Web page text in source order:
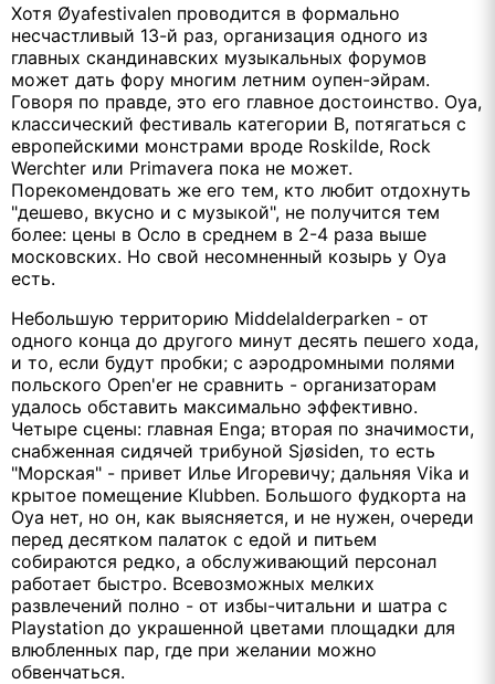
Хотя Øyafestivalen проводится в формально
несчастливый 13-й раз, организация одного из
главных скандинавских музыкальных форумов
может дать фору многим летним оупен-эйрам.
Говоря по правде, это его главное достоинство. Oya,
классический фестиваль категории B, потягаться с
европейскими монстрами вроде Roskilde, Rock
Werchter или Primavera пока не может.
Порекомендовать же его тем, кто любит отдохнуть
"дешево, вкусно и с музыкой", не получится тем
более: цены в Осло в среднем в 2-4 раза выше
московских. Но свой несомненный козырь у Oya
есть.
Небольшую территорию Middelalderparken - от
одного конца до другого минут десять пешего хода,
и то, если будут пробки; с аэродромными полями
польского Open'er не сравнить - организаторам
удалось обставить максимально эффективно.
Четыре сцены: главная Enga; вторая по значимости,
снабженная сидячей трибуной Sjøsiden, то есть
"Морская" - привет Илье Игоревичу; дальняя Vika и
крытое помещение Klubben. Большого фудкорта на
Oya нет, но он, как выясняется, и не нужен, очереди
перед десятком палаток с едой и питьем
собираются редко, а обслуживающий персонал
работает быстро. Всевозможных мелких
развлечений полно - от избы-читальни и шатра с
Playstation до украшенной цветами площадки для
влюбленных пар, где при желании можно
обвенчаться.